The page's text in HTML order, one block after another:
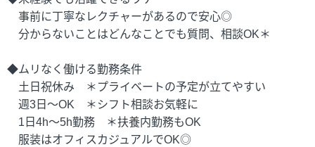
事前に丁寧なレクチャーがあるので安心◎
分からないことはどんなことでも質問、相談OK＊
◆ムリなく働ける勤務条件
土日祝休み ＊プライベートの予定が立てやすい
週3日～OK ＊シフト相談お気軽に
1日4h～5h勤務 ＊扶養内勤務もOK
服装はオフィスカジュアルでOK◎